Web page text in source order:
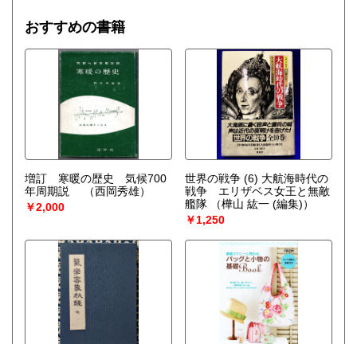
おすすめの書籍
増訂 寒暖の歴史 気候700
年周期説
（西岡秀雄）
￥2,000
世界の戦争 (6) 大航海時代の
戦争 エリザベス女王と無敵
艦隊
（樺山 紘一 (編集)）
￥1,250